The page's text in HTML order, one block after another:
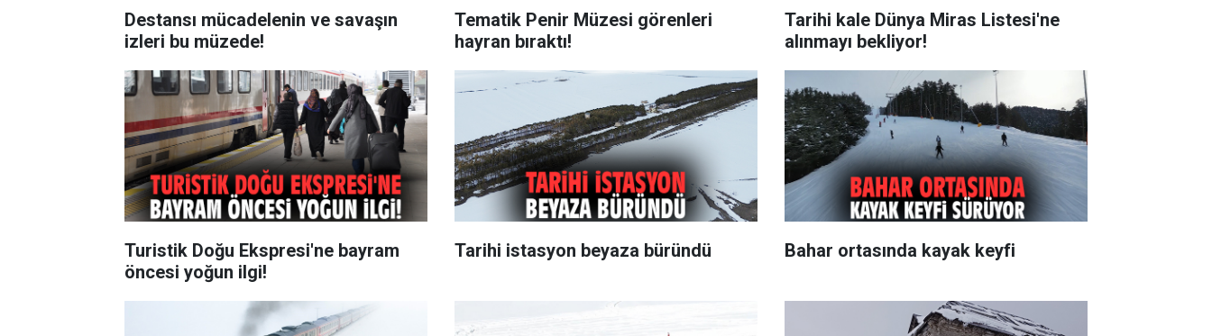
Destansı mücadelenin ve savaşın
izleri bu müzede!
Tematik Penir Müzesi görenleri
hayran bıraktı!
Tarihi kale Dünya Miras Listesi'ne
alınmayı bekliyor!
Turistik Doğu Ekspresi'ne bayram
öncesi yoğun ilgi!
Tarihi istasyon beyaza büründü Bahar ortasında kayak keyfi